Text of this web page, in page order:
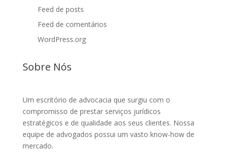
Feed de posts
Feed de comentários
WordPress.org
Sobre Nós
Um escritório de advocacia que surgiu com o
compromisso de prestar serviços jurídicos
estratégicos e de qualidade aos seus clientes. Nossa
equipe de advogados possui um vasto know-how de
mercado.